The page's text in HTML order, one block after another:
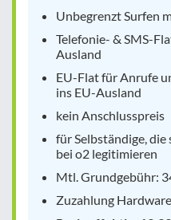
Unbegrenzt Surfen
Telefonie- & SMS-
Ausland
EU-Flat für Anrufe
ins EU-Ausland
kein Anschlusspreis
für Selbständige, die
bei o2 legitimieren
Mtl. Grundgebühr:
Zuzahlung